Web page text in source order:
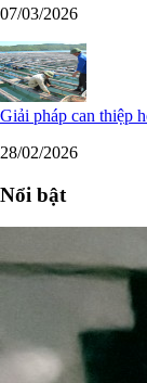
07/03/2026
Giải pháp can thiệp
28/02/2026
Nổi bật